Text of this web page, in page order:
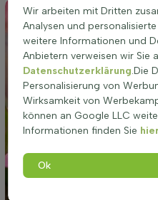
Wir arbeiten mit Dritten
Analysen und
weitere Informationen und
Anbietern verweisen wir Sie
Datenschutzerklärung.Die
Personalisierung von
Wirksamkeit von
können an Google LLC
Informationen finden Sie hier
Ok